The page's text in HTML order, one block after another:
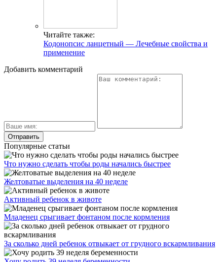
Читайте также:
Кодонопсис ланцетный — Лечебные свойства и
применение
Добавить комментарий
Популярные статьи
Что нужно сделать чтобы роды начались быстрее
Желтоватые выделения на 40 неделе
Активный ребенок в животе
Младенец срыгивает фонтаном после кормления
За сколько дней ребенок отвыкает от грудного вскармливания